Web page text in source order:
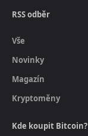
RSS odběr
Vše
Novinky
Magazín
Kryptoměny
Kde koupit Bitcoin?